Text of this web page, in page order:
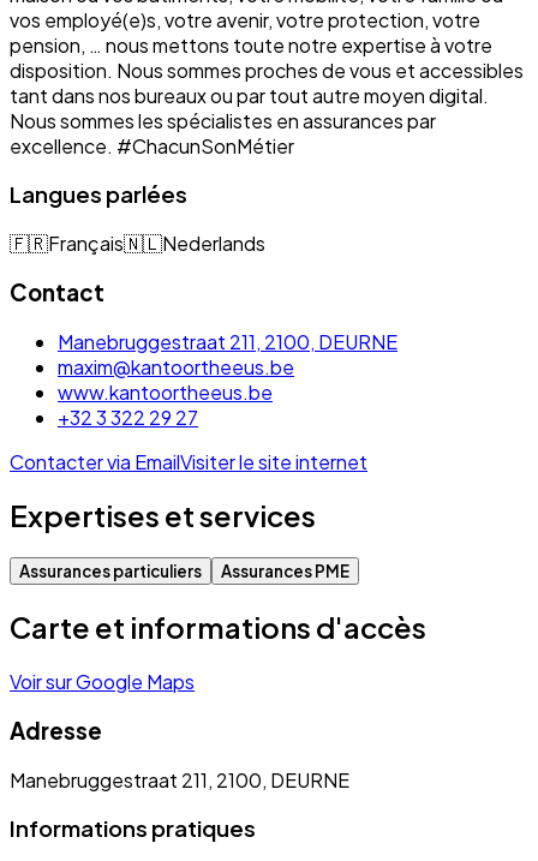
vos employé(e)s, votre avenir, votre protection, votre
pension, … nous mettons toute notre expertise à votre
disposition. Nous sommes proches de vous et accessibles
tant dans nos bureaux ou par tout autre moyen digital.
Nous sommes les spécialistes en assurances par
excellence. #ChacunSonMétier
Langues parlées
🇫🇷Français🇳🇱Nederlands
Contact
Manebruggestraat 211, 2100, DEURNE
maxim@kantoortheeus.be
www.kantoortheeus.be
+32 3 322 29 27
Contacter via EmailVisiter le site internet
Expertises et services
Assurances particuliers Assurances PME
Carte et informations d'accès
Voir sur Google Maps
Adresse
Manebruggestraat 211, 2100, DEURNE
Informations pratiques